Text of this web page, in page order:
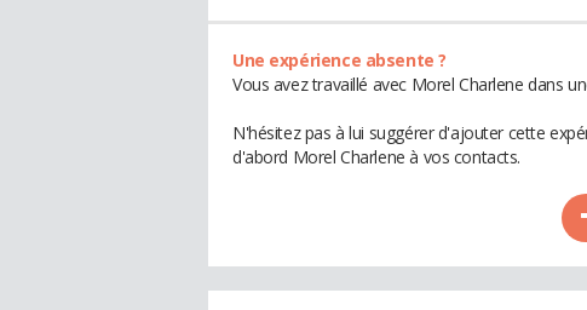
Une expérience absente ?
Vous avez travaillé avec Morel Charlene dans
N'hésitez pas à lui suggérer d'ajouter cette
d'abord Morel Charlene à vos contacts.